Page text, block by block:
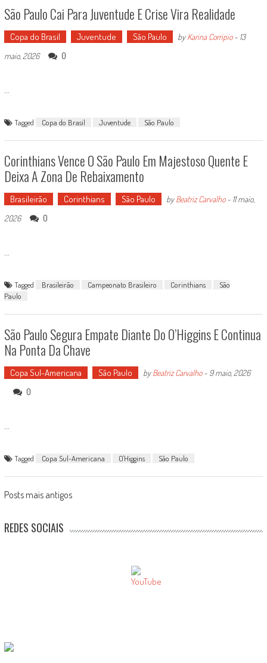
São Paulo Cai Para Juventude E Crise Vira Realidade
Copa do Brasil Juventude São Paulo byKarina Corripio- 13
maio, 2026
0
...
Tagged Copa do Brasil Juventude São Paulo
Corinthians Vence O São Paulo Em Majestoso Quente E
Deixa A Zona De Rebaixamento
Brasileirão Corinthians São Paulo byBeatriz Carvalho- 11 maio,
2026
0
...
Tagged Brasileirão Campeonato Brasileiro Corinthians
São
Paulo
São Paulo Segura Empate Diante Do O’Higgins E Continua
Na Ponta Da Chave
Copa Sul-Americana São Paulo byBeatriz Carvalho- 9 maio, 2026
0
...
Tagged Copa Sul-Americana O'Higgins São Paulo
Posts
navigation
Posts mais antigos
REDES SOCIAIS